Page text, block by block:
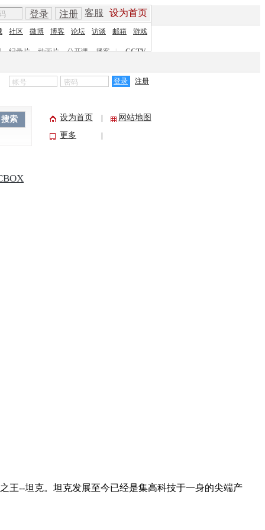
客服 设为首页
登录 注册
社区 微博 博客 论坛 访谈 邮箱 游戏
纪录片 动画片 公开课 播客 | CCTV
登录 注册
搜索 设为首页
网站地图
更多
王--坦克。坦克发展至今已经是集高科技于一身的尖端产